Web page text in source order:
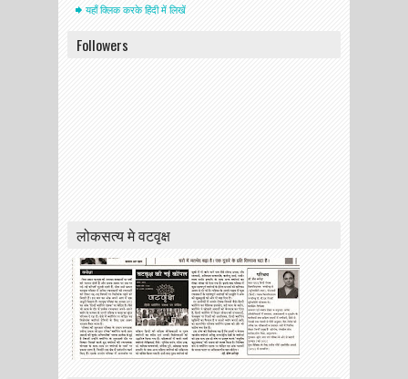
यहाँ क्लिक करके हिंदी में लिखें
Followers
लोकसत्य मे वटवृक्ष